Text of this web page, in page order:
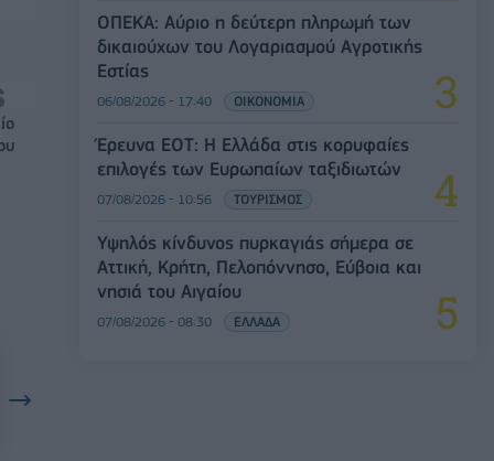
ΟΠΕΚΑ: Αύριο η δεύτερη πληρωμή των
δικαιούχων του Λογαριασμού Αγροτικής
Εστίας
06/08/2026 - 17:40 ΟΙΚΟΝΟΜΙΑ
Έρευνα ΕΟΤ: Η Ελλάδα στις κορυφαίες
επιλογές των Ευρωπαίων ταξιδιωτών
07/08/2026 - 10:56 ΤΟΥΡΙΣΜΟΣ
Υψηλός κίνδυνος πυρκαγιάς σήμερα σε
Αττική, Κρήτη, Πελοπόννησο, Εύβοια και
νησιά του Αιγαίου
07/08/2026 - 08:30 ΕΛΛΑΔΑ